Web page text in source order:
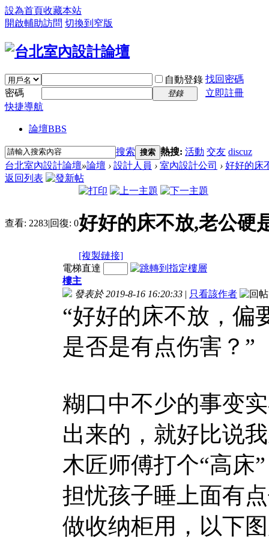
設為首頁收藏本站
開啟輔助訪問 切換到窄版
自動登錄 找回密碼
密碼
登錄
立即註冊
快捷導航
論壇BBS
搜索 搜索 熱搜: 活動 交友 discuz
台北室內設計論壇»論壇 › 設計人員 › 室內設計公司 › 好好的床
返回列表
查看: 2283|回復: 0好好的床不放,老公硬
[複製鏈接]
電梯直達
樓主
發表於 2019-8-16 16:20:33 | 只看該作者
“好好的床不放，偏
是否是有点伤害？”
糊口中不少的事变
出来的，就好比说
木匠师傅打个“高床
担忧孩子睡上面有
做收纳柜用，以下